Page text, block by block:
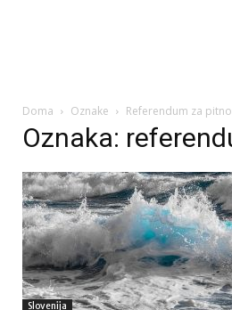
Doma Oznake Referendum za
Oznaka:
Slovenija